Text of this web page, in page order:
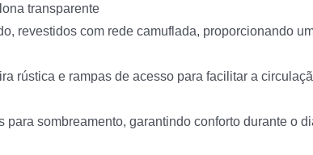
transparente
revestidos com rede camuflada, proporcionando
rústica e rampas de acesso para facilitar a
sombreamento, garantindo conforto durante o